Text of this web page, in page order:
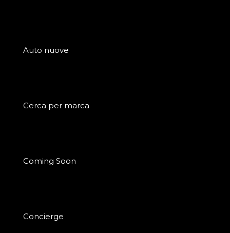
Auto nuove
Cerca per marca
Coming Soon
Concierge